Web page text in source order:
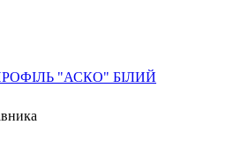
"АСКО" БІЛИЙ